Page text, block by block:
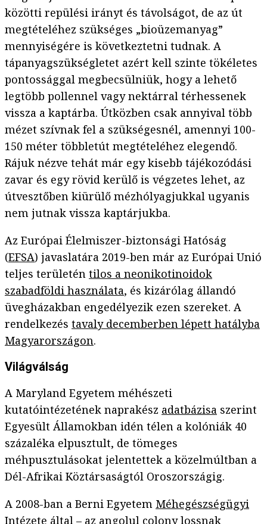
közötti repülési irányt és távolságot, de az út
megtételéhez szükséges „bioüzemanyag”
mennyiségére is következtetni tudnak. A
tápanyagszükségletet azért kell szinte tökéletes
pontossággal megbecsülniük, hogy a lehető
legtöbb pollennel vagy nektárral térhessenek
vissza a kaptárba. Útközben csak annyival több
mézet szívnak fel a szükségesnél, amennyi 100-
150 méter többletút megtételéhez elegendő.
Rájuk nézve tehát már egy kisebb tájékozódási
zavar és egy rövid kerülő is végzetes lehet, az
útvesztőben kiürülő mézhólyagjukkal ugyanis
nem jutnak vissza kaptárjukba.
Az Európai Élelmiszer-biztonsági Hatóság
(EFSA) javaslatára 2019-ben már az Európai Unió
teljes területén tilos a neonikotinoidok
szabadföldi használata, és kizárólag állandó
üvegházakban engedélyezik ezen szereket. A
rendelkezés tavaly decemberben lépett hatályba
Magyarországon.
Világválság
A Maryland Egyetem méhészeti
kutatóintézetének naprakész adatbázisa szerint
Egyesült Államokban idén télen a kolóniák 40
százaléka elpusztult, de tömeges
méhpusztulásokat jelentettek a közelmúltban a
Dél-Afrikai Köztársaságtól Oroszországig.
A 2008-ban a Berni Egyetem Méhegészségügyi
Intézete által – az angolul colony lossnak